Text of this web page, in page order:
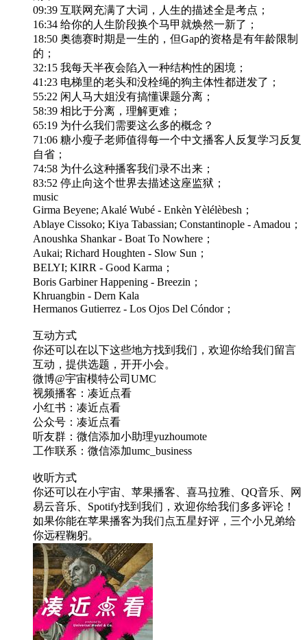
09:39 互联网充满了大词，人生的描述全是考点；
16:34 给你的人生阶段换个马甲就焕然一新了；
18:50 奥德赛时期是一生的，但Gap的资格是有年龄限制
的；
32:15 我每天半夜会陷入一种结构性的困境；
41:23 电梯里的老头和没栓绳的狗主体性都迸发了；
55:22 闲人马大姐没有搞懂课题分离；
58:39 相比于分离，理解更难；
65:19 为什么我们需要这么多的概念？
71:06 糖小瘦子老师值得每一个中文播客人反复学习反复
自省；
74:58 为什么这种播客我们录不出来；
83:52 停止向这个世界去描述这座监狱；
music
Girma Beyene; Akalé Wubé - Enkèn Yèlélèbesh；
Ablaye Cissoko; Kiya Tabassian; Constantinople - Amadou；
Anoushka Shankar - Boat To Nowhere；
Aukai; Richard Houghten - Slow Sun；
BELYI; KIRR - Good Karma；
Boris Garbiner Happening - Breezin；
Khruangbin - Dern Kala
Hermanos Gutierrez - Los Ojos Del Cóndor；
互动方式
你还可以在以下这些地方找到我们，欢迎你给我们留言
互动，提供选题，开开小会。
微博@宇宙模特公司UMC
视频播客：凑近点看
小红书：凑近点看
公众号：凑近点看
听友群：微信添加小助理yuzhoumote
工作联系：微信添加umc_business
收听方式
你还可以在小宇宙、苹果播客、喜马拉雅、QQ音乐、网
易云音乐、Spotify找到我们，欢迎你给我们多多评论！
如果你能在苹果播客为我们点五星好评，三个小兄弟给
你远程鞠躬。